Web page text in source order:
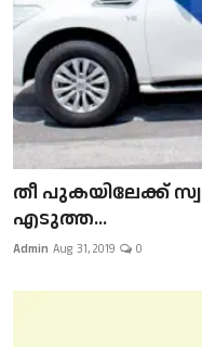
​​​​​​​തീ പുകയിലേക്ക്
എടുത്ത...
Admin Aug 31, 2019 0